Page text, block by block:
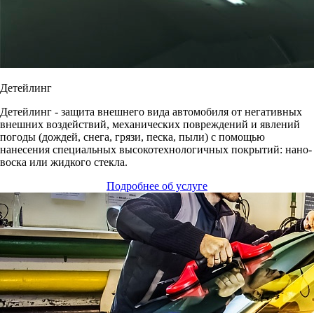
Детейлинг
Детейлинг - защита внешнего вида автомобиля от негативных
внешних воздействий, механических повреждений и явлений
погоды (дождей, снега, грязи, песка, пыли) с помощью
нанесения специальных высокотехнологичных покрытий: нано-
воска или жидкого стекла.
Подробнее об услуге